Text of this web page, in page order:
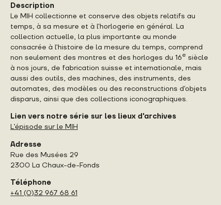
Description
Le MIH collectionne et conserve des objets relatifs au
temps, à sa mesure et à l'horlogerie en général. La
collection actuelle, la plus importante au monde
consacrée à l'histoire de la mesure du temps, comprend
non seulement des montres et des horloges du 16e siècle
à nos jours, de fabrication suisse et internationale, mais
aussi des outils, des machines, des instruments, des
automates, des modèles ou des reconstructions d'objets
disparus, ainsi que des collections iconographiques.
Lien vers notre série sur les lieux d'archives
L'épisode sur le MIH
Adresse
Rue des Musées 29
2300 La Chaux-de-Fonds
Téléphone
+41 (0)32 967 68 61